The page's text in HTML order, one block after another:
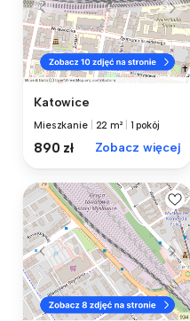
Katowice
Mieszkanie 22 m² 1 pokój
890 zł Zobacz więcej